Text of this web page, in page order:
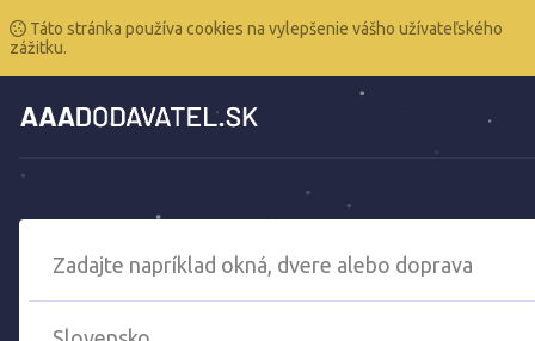
Táto stránka používa cookies na vylepšenie vášho užívateľského
zážitku.